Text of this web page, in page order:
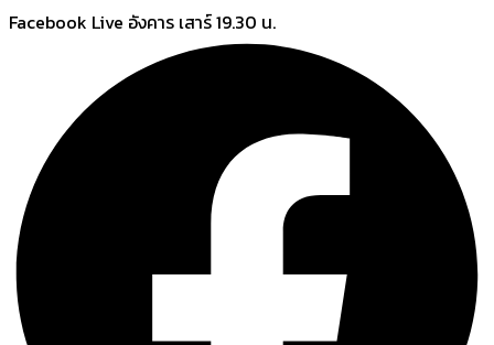
Skip
Facebook Live อังคาร เสาร์ 19.30 น.